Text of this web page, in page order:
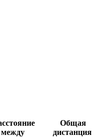
между
Общая
дистанция